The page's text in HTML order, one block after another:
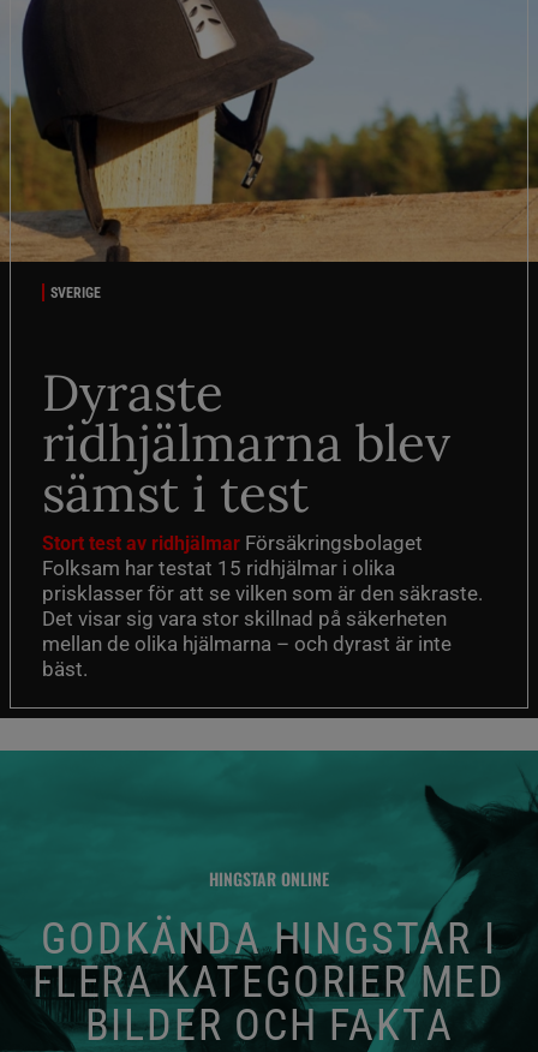
SVERIGE
Dyraste
ridhjälmarna blev
sämst i test
Stort test av ridhjälmar Försäkringsbolaget
Folksam har testat 15 ridhjälmar i olika
prisklasser för att se vilken som är den säkraste.
Det visar sig vara stor skillnad på säkerheten
mellan de olika hjälmarna – och dyrast är inte
bäst.
HINGSTAR ONLINE
GODKÄNDA HINGSTAR I
FLERA KATEGORIER MED
BILDER OCH FAKTA